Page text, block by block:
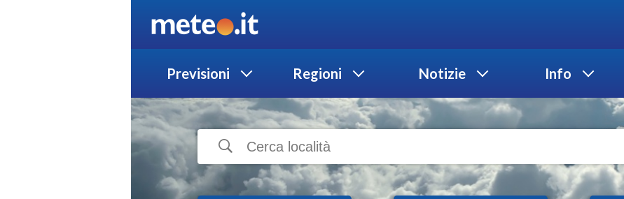
Previsioni Regioni Notizie Info